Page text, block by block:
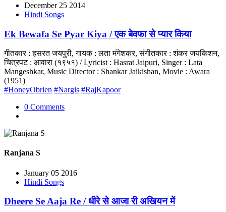
December 25 2014
Hindi Songs
Ek Bewafa Se Pyar Kiya / एक बेवफा से प्यार किया
गीतकार : हसरत जयपुरी, गायक : लता मंगेशकर, संगीतकार : शंकर जयकिशन,
चित्रपट : आवारा (१९५१) / Lyricist : Hasrat Jaipuri, Singer : Lata
Mangeshkar, Music Director : Shankar Jaikishan, Movie : Awara
(1951)
#HoneyObrien #Nargis #RajKapoor
0 Comments
Ranjana S
January 05 2016
Hindi Songs
Dheere Se Aaja Re / धीरे से आजा री अखियन में